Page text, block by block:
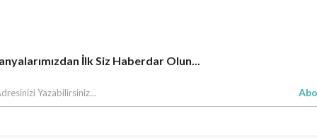
İlk Siz Haberdar Olun...